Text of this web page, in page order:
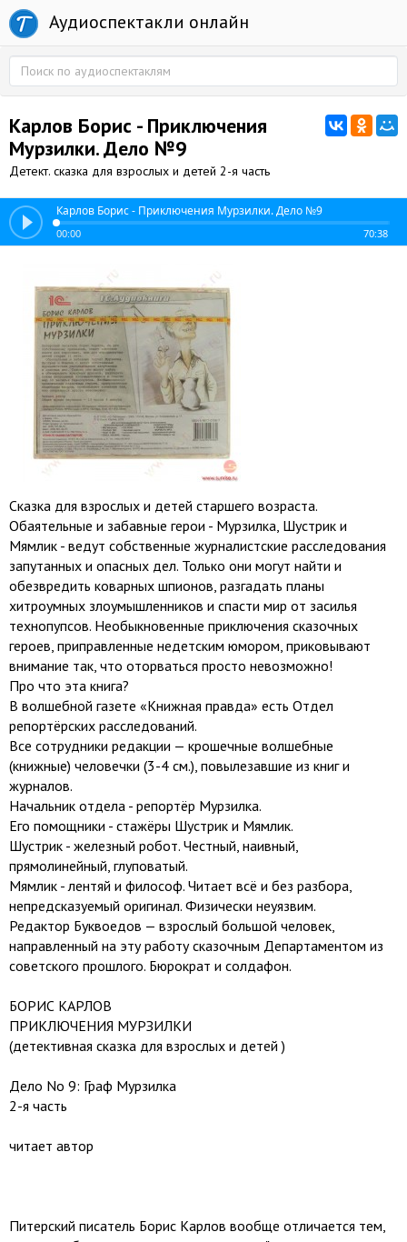
Аудиоспектакли онлайн
Карлов Борис - Приключения
Мурзилки. Дело №9
Детект. сказка для взрослых и детей 2-я часть
Карлов Борис - Приключения Мурзилки. Дело №9
00:00 70:38
Сказка для взрослых и детей старшего возраста.
Обаятельные и забавные герои - Мурзилка, Шустрик и
Мямлик - ведут собственные журналистские расследования
запутанных и опасных дел. Только они могут найти и
обезвредить коварных шпионов, разгадать планы
хитроумных злоумышленников и спасти мир от засилья
технопупсов. Необыкновенные приключения сказочных
героев, приправленные недетским юмором, приковывают
внимание так, что оторваться просто невозможно!
Про что эта книга?
В волшебной газете «Книжная правда» есть Отдел
репортёрских расследований.
Все сотрудники редакции — крошечные волшебные
(книжные) человечки (3-4 см.), повылезавшие из книг и
журналов.
Начальник отдела - репортёр Мурзилка.
Его помощники - стажёры Шустрик и Мямлик.
Шустрик - железный робот. Честный, наивный,
прямолинейный, глуповатый.
Мямлик - лентяй и философ. Читает всё и без разбора,
непредсказуемый оригинал. Физически неуязвим.
Редактор Буквоедов — взрослый большой человек,
направленный на эту работу сказочным Департаментом из
советского прошлого. Бюрократ и солдафон.
БОРИС КАРЛОВ
ПРИКЛЮЧЕНИЯ МУРЗИЛКИ
(детективная сказка для взрослых и детей )
Дело No 9: Граф Мурзилка
2-я часть
читает автор
Питерский писатель Борис Карлов вообще отличается тем,